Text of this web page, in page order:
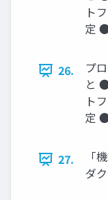
ト
定
26.
プ
と
ト
定
27.
「
ダ